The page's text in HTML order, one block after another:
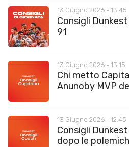
13 Giugno 2026 - 13:45
Consigli
91
13 Giugno 2026 - 13:15
Chi metto
Anunoby MVP
13 Giugno 2026 - 12:45
Consigli
dopo le